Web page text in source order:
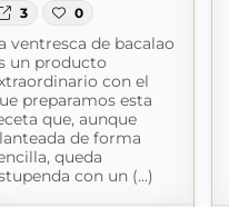
3 0
ventresca de bacalao
un producto
con el
preparamos esta
que, aunque
de forma
queda
con un (...)